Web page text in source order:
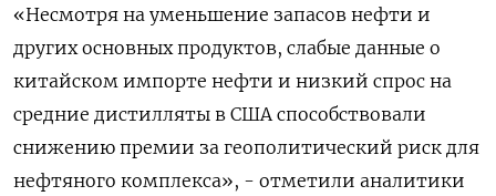
«Несмотря на уменьшение запасов нефти и
других основных продуктов, слабые данные о
китайском импорте нефти и низкий спрос на
средние дистилляты в США способствовали
снижению премии за геополитический риск для
нефтяного комплекса», - отметили аналитики